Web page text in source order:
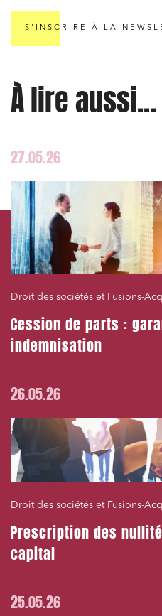
S'INSCRIRE À LA
À lire aussi...
27.05.26
Droit des sociétés et Fusions-
Cession de parts :
indemnisation
26.05.26
Droit des sociétés et Fusions-
Prescription des
capital
25.05.26